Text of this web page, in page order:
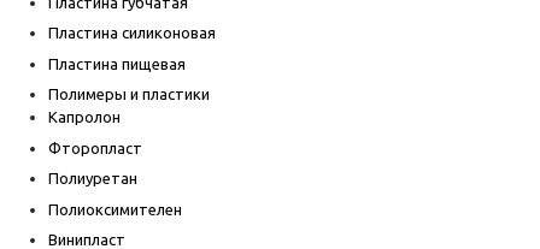
Пластина силиконовая
Пластина пищевая
Полимеры и пластики
Капролон
Фторопласт
Полиуретан
Полиоксимителен
Винипласт